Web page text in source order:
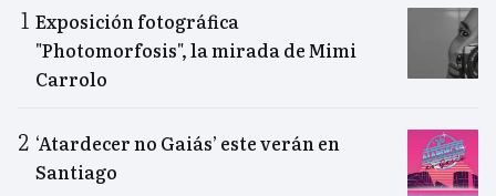
Exposición fotográfica
"Photomorfosis", la mirada de Mimi
Carrolo
‘Atardecer no Gaiás’ este verán en
Santiago